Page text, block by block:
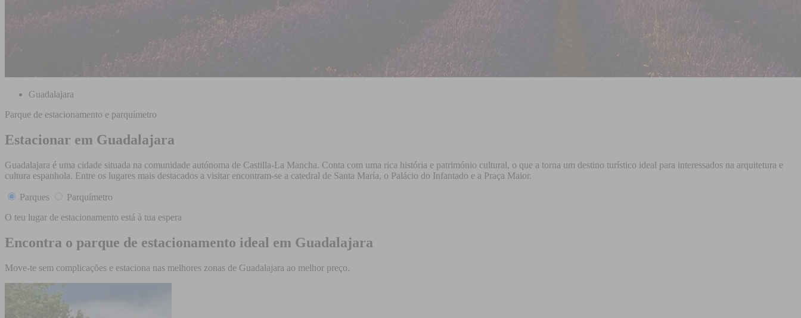
Guadalajara
Parque de estacionamento e parquímetro
Estacionar em Guadalajara
Guadalajara é uma cidade situada na comunidade autónoma de Castilla-La Mancha. Conta com uma rica história e património cultural, o que a torna um destino turístico ideal para interessados na arquitetura e
cultura espanhola. Entre os lugares mais destacados a visitar encontram-se a catedral de Santa María, o Palácio do Infantado e a Praça Maior.
Parques
Parquímetro
O teu lugar de estacionamento está à tua espera
Encontra o parque de estacionamento ideal em Guadalajara
Move-te sem complicações e estaciona nas melhores zonas de Guadalajara ao melhor preço.